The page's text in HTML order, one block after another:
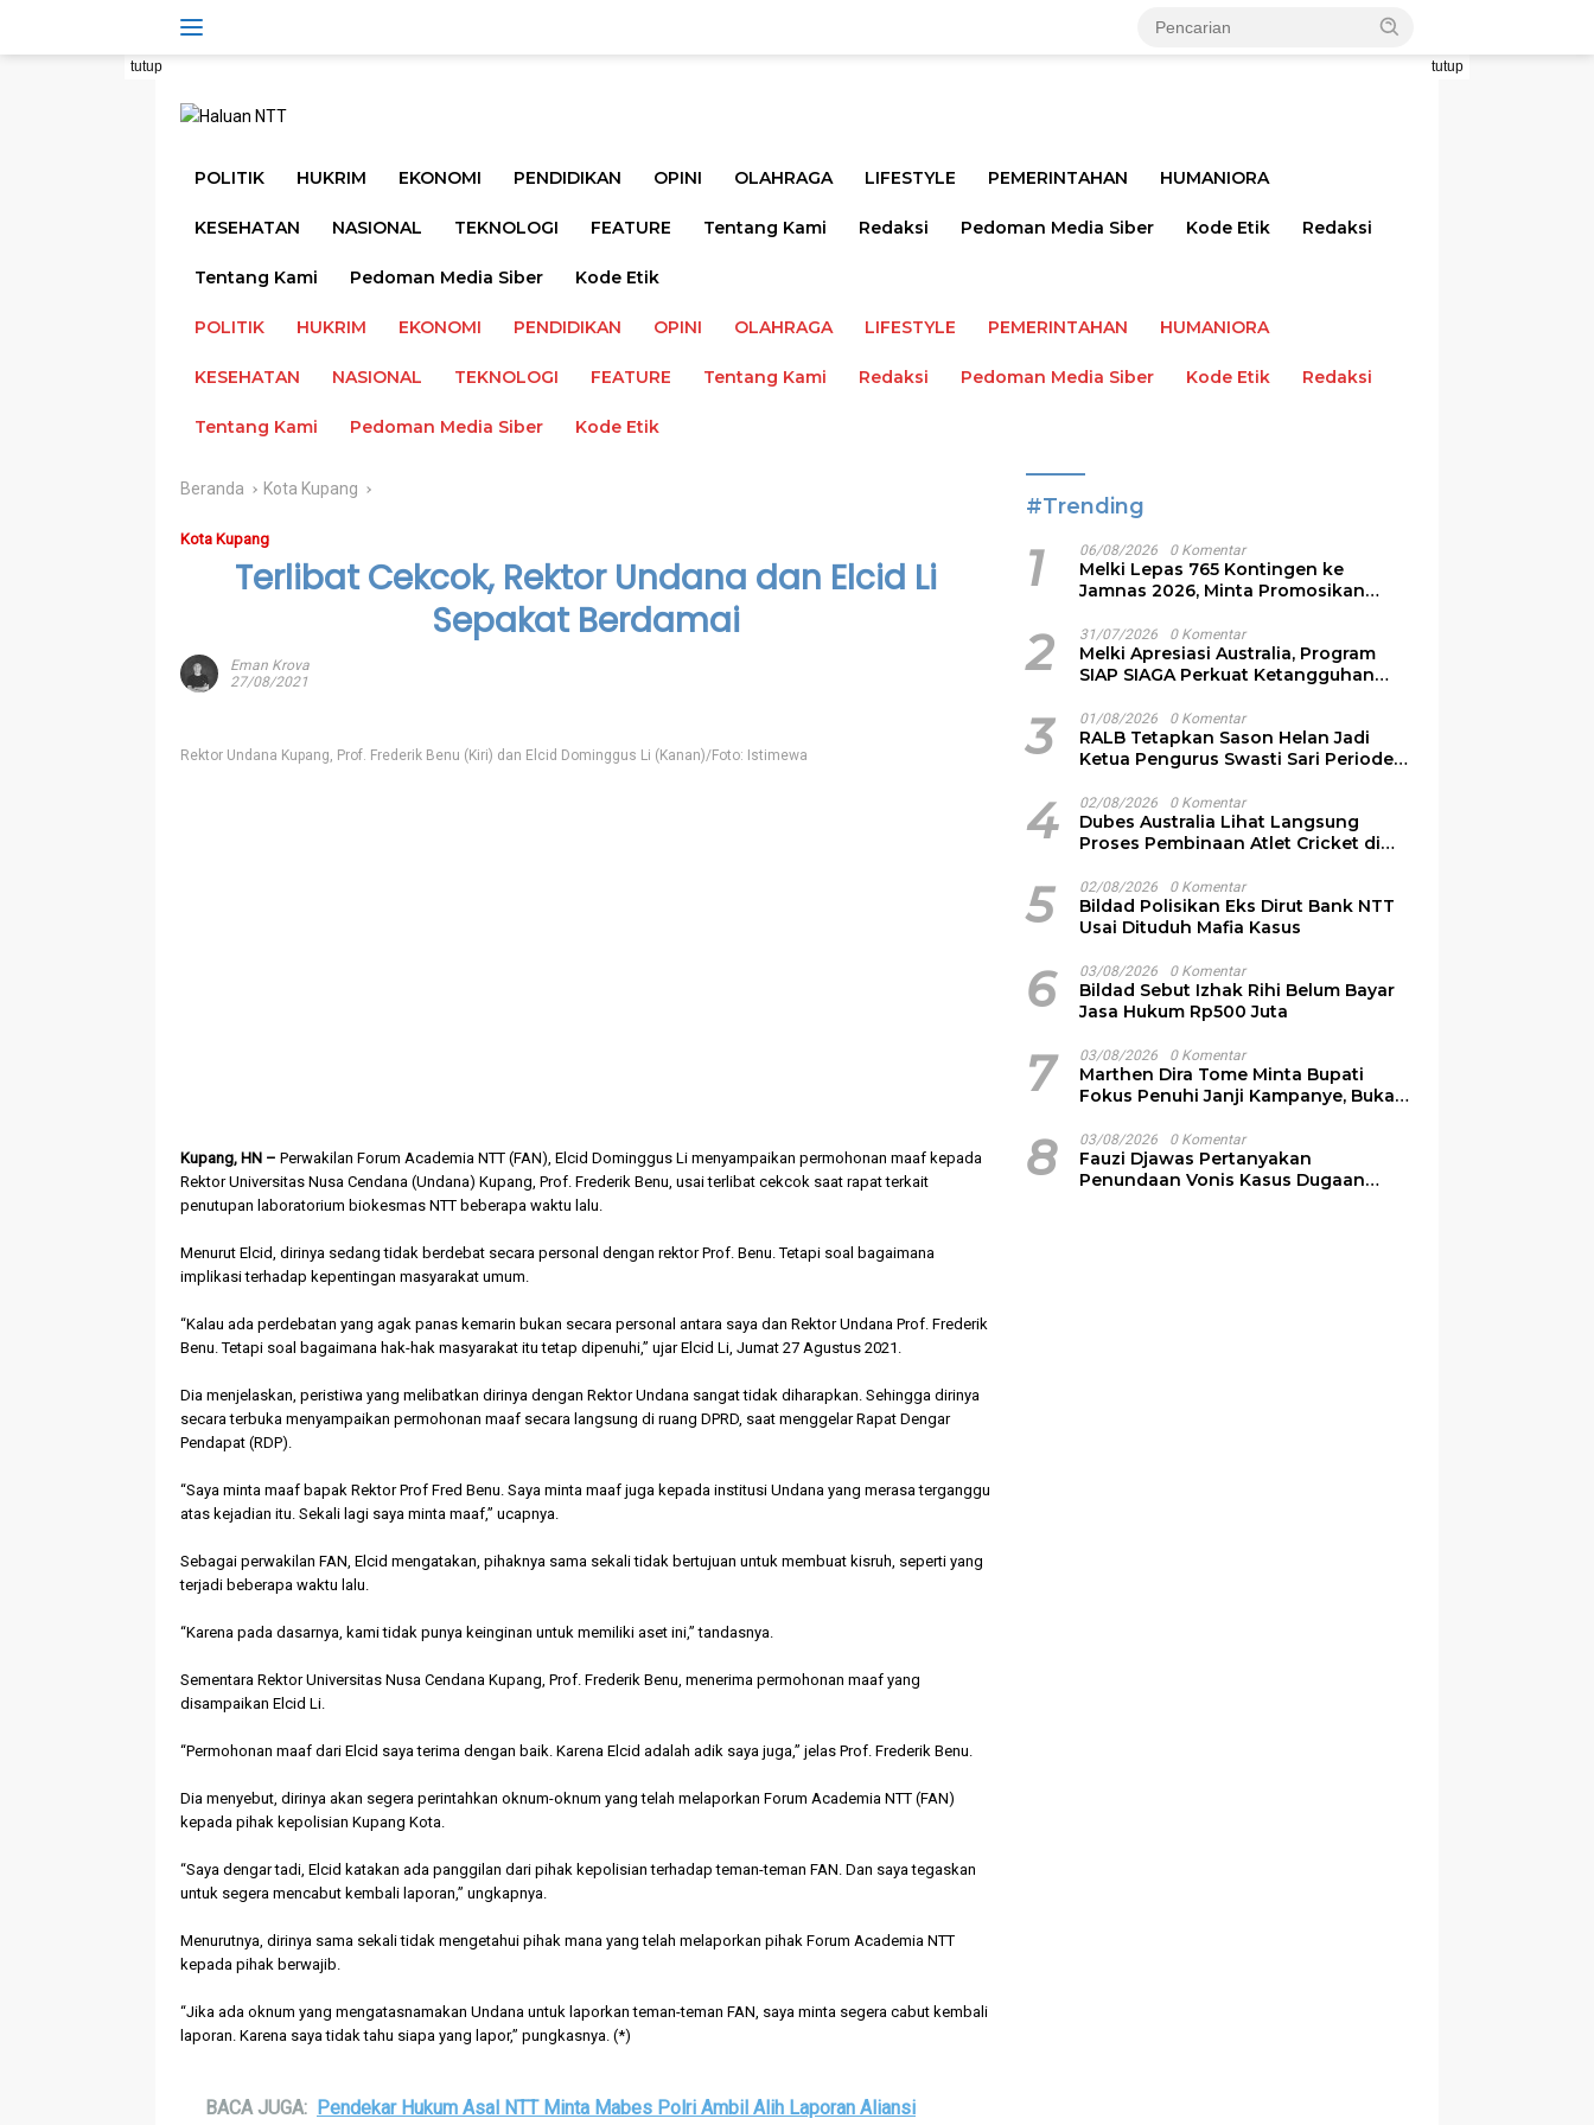
tutup tutup
POLITIK HUKRIM EKONOMI PENDIDIKAN OPINI OLAHRAGA LIFESTYLE PEMERINTAHAN HUMANIORA
KESEHATAN NASIONAL TEKNOLOGI FEATURE Tentang Kami Redaksi Pedoman Media Siber Kode Etik Redaksi
Tentang Kami Pedoman Media Siber Kode Etik
POLITIK HUKRIM EKONOMI PENDIDIKAN OPINI OLAHRAGA LIFESTYLE PEMERINTAHAN HUMANIORA
KESEHATAN NASIONAL TEKNOLOGI FEATURE Tentang Kami Redaksi Pedoman Media Siber Kode Etik Redaksi
Tentang Kami Pedoman Media Siber Kode Etik
Beranda Kota Kupang
Kota Kupang
Terlibat Cekcok, Rektor Undana dan Elcid Li
Sepakat Berdamai
Eman Krova
27/08/2021
Rektor Undana Kupang, Prof. Frederik Benu (Kiri) dan Elcid Dominggus Li (Kanan)/Foto: Istimewa
Kupang, HN – Perwakilan Forum Academia NTT (FAN), Elcid Dominggus Li menyampaikan permohonan maaf kepada
Rektor Universitas Nusa Cendana (Undana) Kupang, Prof. Frederik Benu, usai terlibat cekcok saat rapat terkait
penutupan laboratorium biokesmas NTT beberapa waktu lalu.
Menurut Elcid, dirinya sedang tidak berdebat secara personal dengan rektor Prof. Benu. Tetapi soal bagaimana
implikasi terhadap kepentingan masyarakat umum.
“Kalau ada perdebatan yang agak panas kemarin bukan secara personal antara saya dan Rektor Undana Prof. Frederik
Benu. Tetapi soal bagaimana hak-hak masyarakat itu tetap dipenuhi,” ujar Elcid Li, Jumat 27 Agustus 2021.
Dia menjelaskan, peristiwa yang melibatkan dirinya dengan Rektor Undana sangat tidak diharapkan. Sehingga dirinya
secara terbuka menyampaikan permohonan maaf secara langsung di ruang DPRD, saat menggelar Rapat Dengar
Pendapat (RDP).
“Saya minta maaf bapak Rektor Prof Fred Benu. Saya minta maaf juga kepada institusi Undana yang merasa terganggu
atas kejadian itu. Sekali lagi saya minta maaf,” ucapnya.
Sebagai perwakilan FAN, Elcid mengatakan, pihaknya sama sekali tidak bertujuan untuk membuat kisruh, seperti yang
terjadi beberapa waktu lalu.
“Karena pada dasarnya, kami tidak punya keinginan untuk memiliki aset ini,” tandasnya.
Sementara Rektor Universitas Nusa Cendana Kupang, Prof. Frederik Benu, menerima permohonan maaf yang
disampaikan Elcid Li.
“Permohonan maaf dari Elcid saya terima dengan baik. Karena Elcid adalah adik saya juga,” jelas Prof. Frederik Benu.
Dia menyebut, dirinya akan segera perintahkan oknum-oknum yang telah melaporkan Forum Academia NTT (FAN)
kepada pihak kepolisian Kupang Kota.
“Saya dengar tadi, Elcid katakan ada panggilan dari pihak kepolisian terhadap teman-teman FAN. Dan saya tegaskan
untuk segera mencabut kembali laporan,” ungkapnya.
Menurutnya, dirinya sama sekali tidak mengetahui pihak mana yang telah melaporkan pihak Forum Academia NTT
kepada pihak berwajib.
“Jika ada oknum yang mengatasnamakan Undana untuk laporkan teman-teman FAN, saya minta segera cabut kembali
laporan. Karena saya tidak tahu siapa yang lapor,” pungkasnya. (*)
BACA JUGA: Pendekar Hukum Asal NTT Minta Mabes Polri Ambil Alih Laporan Aliansi
#Trending
1 06/08/2026 0 Komentar
Melki Lepas 765 Kontingen ke
Jamnas 2026, Minta Promosikan
2 31/07/2026 0 Komentar
Melki Apresiasi Australia, Program
SIAP SIAGA Perkuat Ketangguhan
3 01/08/2026 0 Komentar
RALB Tetapkan Sason Helan Jadi
Ketua Pengurus Swasti Sari Periode
4 02/08/2026 0 Komentar
Dubes Australia Lihat Langsung
Proses Pembinaan Atlet Cricket di
5 02/08/2026 0 Komentar
Bildad Polisikan Eks Dirut Bank NTT
Usai Dituduh Mafia Kasus
6 03/08/2026 0 Komentar
Bildad Sebut Izhak Rihi Belum Bayar
Jasa Hukum Rp500 Juta
7 03/08/2026 0 Komentar
Marthen Dira Tome Minta Bupati
Fokus Penuhi Janji Kampanye, Bukan
8 03/08/2026 0 Komentar
Fauzi Djawas Pertanyakan
Penundaan Vonis Kasus Dugaan